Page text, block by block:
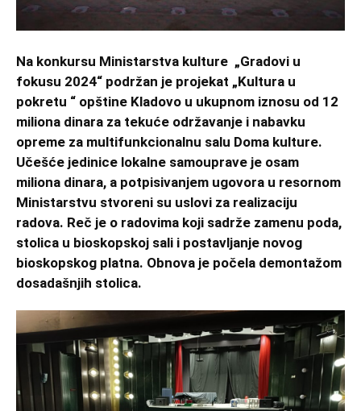
Na konkursu Ministarstva kulture „Gradovi u
fokusu 2024“ podržan je projekat „Kultura u
pokretu “ opštine Kladovo u ukupnom iznosu od 12
miliona dinara za tekuće održavanje i nabavku
opreme za multifunkcionalnu salu Doma kulture.
Učešće jedinice lokalne samouprave je osam
miliona dinara, a potpisivanjem ugovora u resornom
Ministarstvu stvoreni su uslovi za realizaciju
radova. Reč je o radovima koji sadrže zamenu poda,
stolica u bioskopskoj sali i postavljanje novog
bioskopskog platna. Obnova je počela demontažom
dosadašnjih stolica.